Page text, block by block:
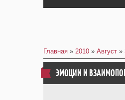
Главная » 2010 » Август »
ЭМОЦИИ И